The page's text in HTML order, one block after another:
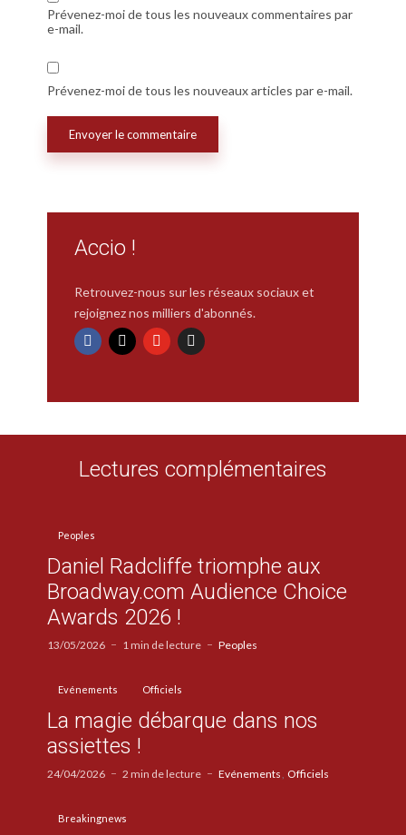
Prévenez-moi de tous les nouveaux commentaires par
e-mail.
Prévenez-moi de tous les nouveaux articles par e-mail.
Accio !
Retrouvez-nous sur les réseaux sociaux et
rejoignez nos milliers d'abonnés.
Lectures complémentaires
Peoples
Daniel Radcliffe triomphe aux
Broadway.com Audience Choice
Awards 2026 !
13/05/2026 1 min de lecture Peoples
Evénements Officiels
La magie débarque dans nos
assiettes !
24/04/2026 2 min de lecture Evénements Officiels
Breakingnews